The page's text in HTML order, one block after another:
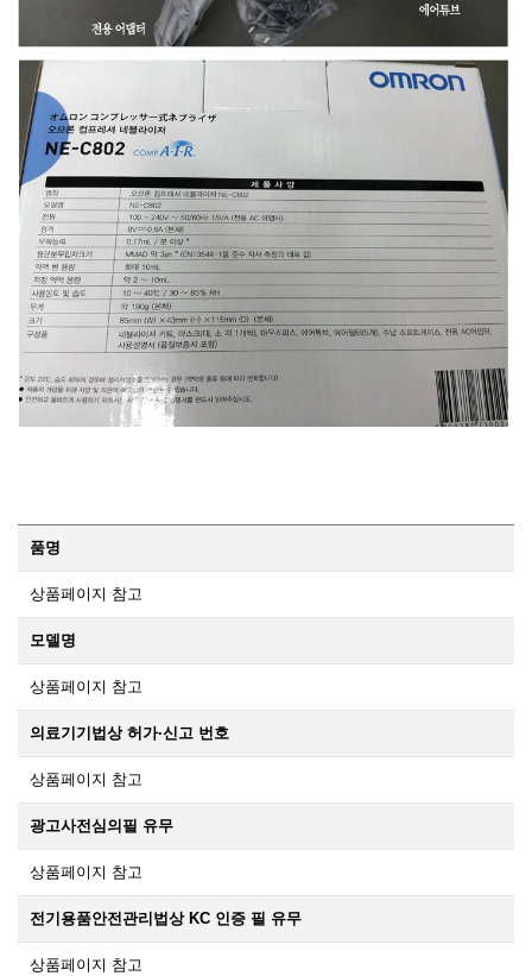
품명
상품페이지 참고
모델명
상품페이지 참고
의료기기법상 허가·신고 번호
상품페이지 참고
광고사전심의필 유무
상품페이지 참고
전기용품안전관리법상 KC 인증 필 유무
상품페이지 참고